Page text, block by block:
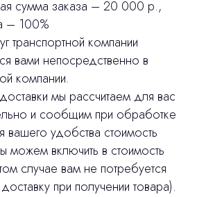
сумма заказа – 20 000 р.,
– 100%
транспортной компании
вами непосредственно в
компании.
мы рассчитаем для вас
и сообщим при обработке
вашего удобства стоимость
можем включить в стоимость
случае вам не потребуется
при получении товара).